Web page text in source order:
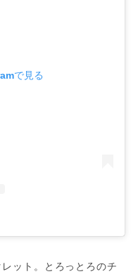
で見る
ット。とろっとろのチ